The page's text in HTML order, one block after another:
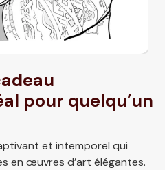
pour quelqu’un
et intemporel qui
en œuvres d’art élégantes.